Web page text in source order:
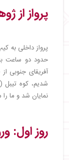
پرواز از
پرواز داخلی به
حدود دو ساعت
آفریقای جنوبی
نمایان شد و ما
روز اول: